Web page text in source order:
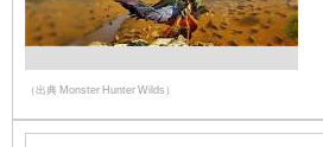
（出典 Monster Hunter Wilds）